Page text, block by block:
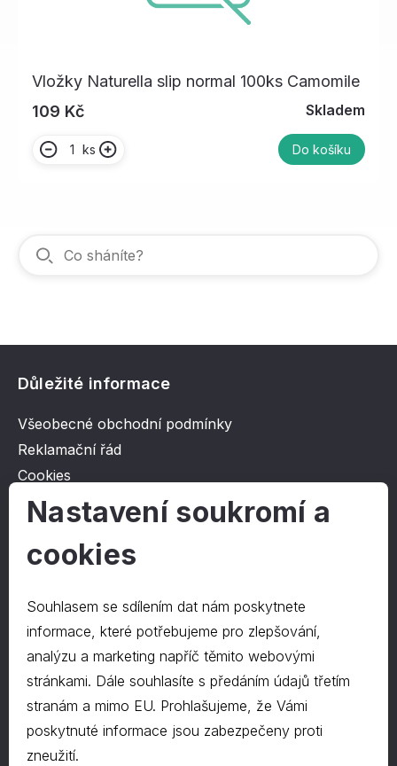
Vložky Naturella slip normal 100ks Camomile
109 Kč
Skladem
ks Do košíku
Důležité informace
Všeobecné obchodní podmínky
Reklamační řád
Cookies
Ochrana osobních údajů
O společnosti
Kontakt
O nás
Kontakty
577 222 666
©2024 PD-HRAPA s.r.o.
Nastavení soukromí a
cookies
Souhlasem se sdílením dat nám poskytnete
informace, které potřebujeme pro zlepšování,
analýzu a marketing napříč těmito webovými
stránkami. Dále souhlasíte s předáním údajů třetím
stranám a mimo EU. Prohlašujeme, že Vámi
poskytnuté informace jsou zabezpečeny proti
zneužití.